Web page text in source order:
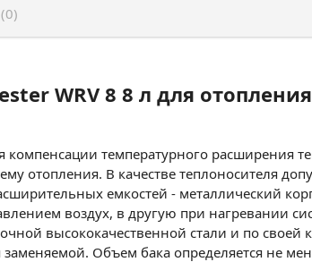
WRV 8 8 л для отопления
температурного расширения
В качестве теплоносителя
емкостей - металлический
воздух, в другую при нагревании
высококачественной стали и по
Объем бака определяется не